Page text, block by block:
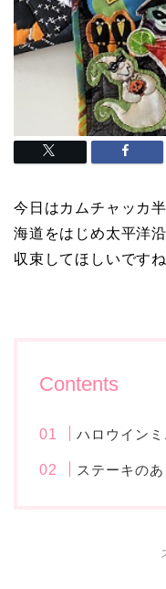
今日はカムチャッカ
海道をはじめ太平洋
収束してほしいです
Contents
ハロウイン
ステーキの